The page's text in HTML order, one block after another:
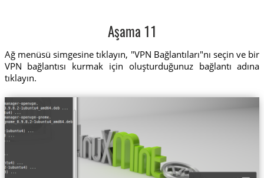
Aşama 11
Ağ menüsü simgesine tıklayın, "VPN Bağlantıları"nı seçin ve bir
VPN bağlantısı kurmak için oluşturduğunuz bağlantı adına
tıklayın.